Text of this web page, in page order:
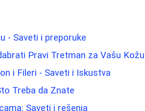
- Saveti i preporuke
Pravi Tretman za Vašu Kožu
i Fileri - Saveti i Iskustva
Treba da Znate
Saveti i rešenja